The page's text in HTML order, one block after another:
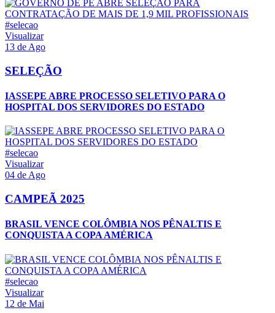
#selecao
Visualizar
13 de Ago
SELEÇÃO
IASSEPE ABRE PROCESSO SELETIVO PARA O
HOSPITAL DOS SERVIDORES DO ESTADO
#selecao
Visualizar
04 de Ago
CAMPEÃ 2025
BRASIL VENCE COLÔMBIA NOS PÊNALTIS E
CONQUISTA A COPA AMÉRICA
#selecao
Visualizar
12 de Mai